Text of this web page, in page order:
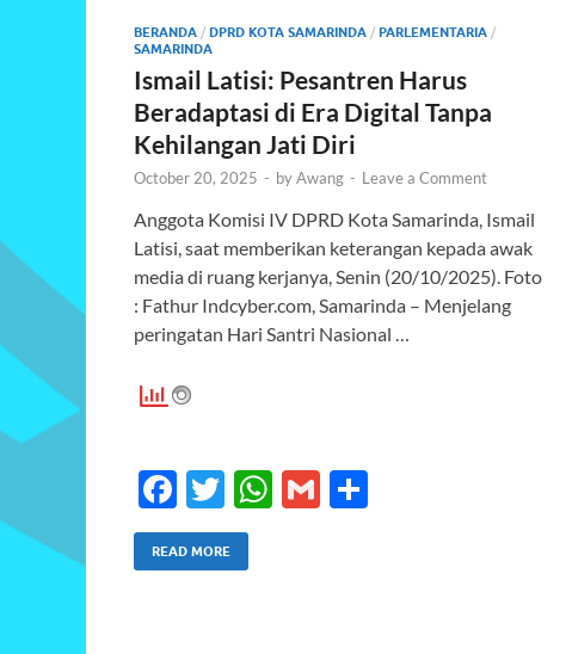
o
k
p
p
BERANDA / DPRD KOTA SAMARINDA / PARLEMENTARIA /
SAMARINDA
Ismail Latisi: Pesantren Harus
Beradaptasi di Era Digital Tanpa
Kehilangan Jati Diri
October 20, 2025 - byAwang - Leave a Comment
Anggota Komisi IV DPRD Kota Samarinda, Ismail
Latisi, saat memberikan keterangan kepada awak
media di ruang kerjanya, Senin (20/10/2025). Foto
: Fathur Indcyber.com, Samarinda – Menjelang
peringatan Hari Santri Nasional …
F
ac
e
T
w
itt
W G
READ MORE